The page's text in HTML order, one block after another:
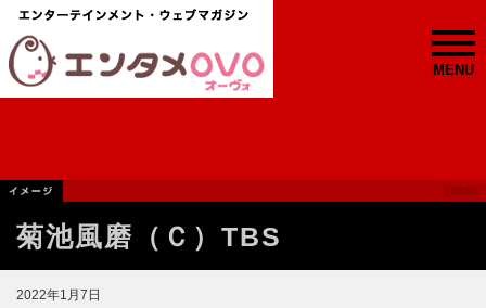
MENU
菊池風磨（Ｃ）TBS
2022年1月7日